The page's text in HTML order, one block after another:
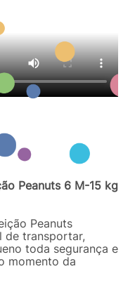
Peanuts 6 M-15 kg
Peanuts
de transportar,
toda segurança e
momento da